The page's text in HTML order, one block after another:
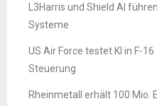
L3Harris und Shield AI
Systeme
US Air Force testet KI in F-
Steuerung
Rheinmetall erhält 100 Mio.